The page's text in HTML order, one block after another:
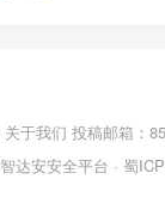
关于我们 投稿邮箱：
智达安安全平台 · 蜀